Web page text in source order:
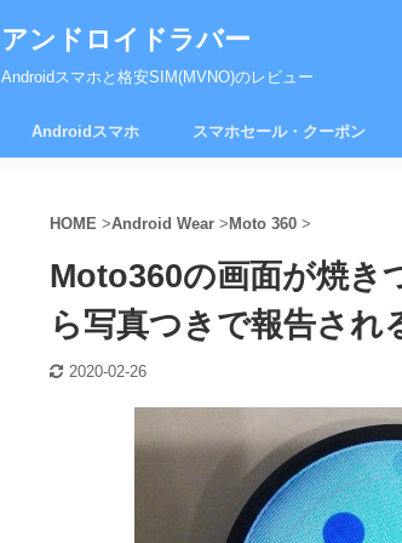
アンドロイドラバー
Androidスマホと格安SIM(MVNO)のレビュー
Androidスマホ スマホセール・クーポン
HOME >Android Wear > Moto 360 >
Moto360の画面が焼き
ら写真つきで報告され
2020-02-26